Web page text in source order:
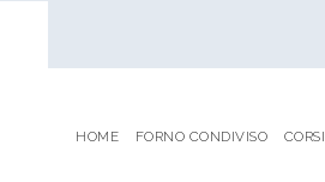
HOME FORNO CONDIVISO CORSI